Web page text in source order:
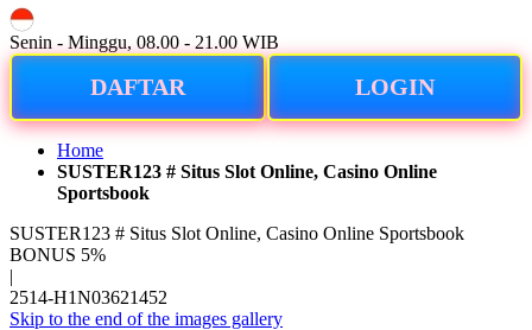
Senin - Minggu, 08.00 - 21.00 WIB
DAFTAR LOGIN
Home
SUSTER123 # Situs Slot Online, Casino Online
Sportsbook
SUSTER123 # Situs Slot Online, Casino Online Sportsbook
BONUS 5%
|
2514-H1N03621452
Skip to the end of the images gallery